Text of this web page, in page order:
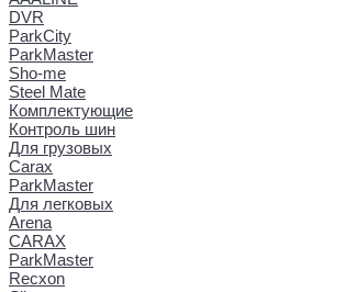
DVR
ParkCity
ParkMaster
Sho-me
Steel Mate
Комплектующие
Контроль шин
Для грузовых
Carax
ParkMaster
Для легковых
Arena
CARAX
ParkMaster
Recxon